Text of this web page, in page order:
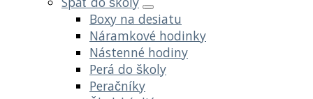
Boxy na desiatu
Náramkové hodinky
Nástenné hodiny
Perá do školy
Peračníky